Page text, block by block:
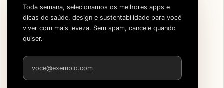
Toda semana, selecionamos os melhores apps e
dicas de saúde, design e sustentabilidade para você
viver com mais leveza. Sem spam, cancele quando
quiser.
Endereço de e-mail